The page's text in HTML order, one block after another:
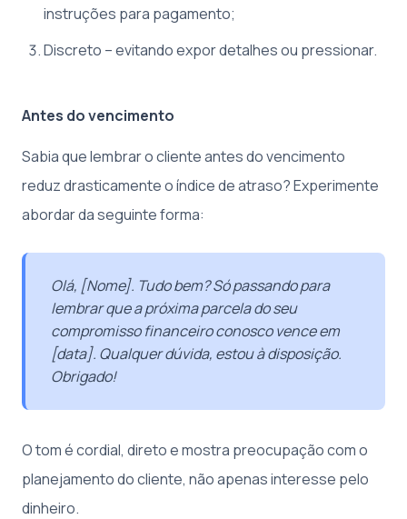
instruções para pagamento;
Discreto – evitando expor detalhes ou pressionar.
Antes do vencimento
Sabia que lembrar o cliente antes do vencimento
reduz drasticamente o índice de atraso? Experimente
abordar da seguinte forma:
Olá, [Nome]. Tudo bem? Só passando para
lembrar que a próxima parcela do seu
compromisso financeiro conosco vence em
[data]. Qualquer dúvida, estou à disposição.
Obrigado!
O tom é cordial, direto e mostra preocupação com o
planejamento do cliente, não apenas interesse pelo
dinheiro.